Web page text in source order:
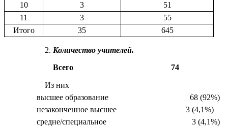
10
3
51
11
3
55
Итого
35 645
Количество учителей.
Всего 74
Из них
высшее образование 68 (92%)
незаконченное высшее 3 (4,1%)
средне/специальное 3 (4,1%)